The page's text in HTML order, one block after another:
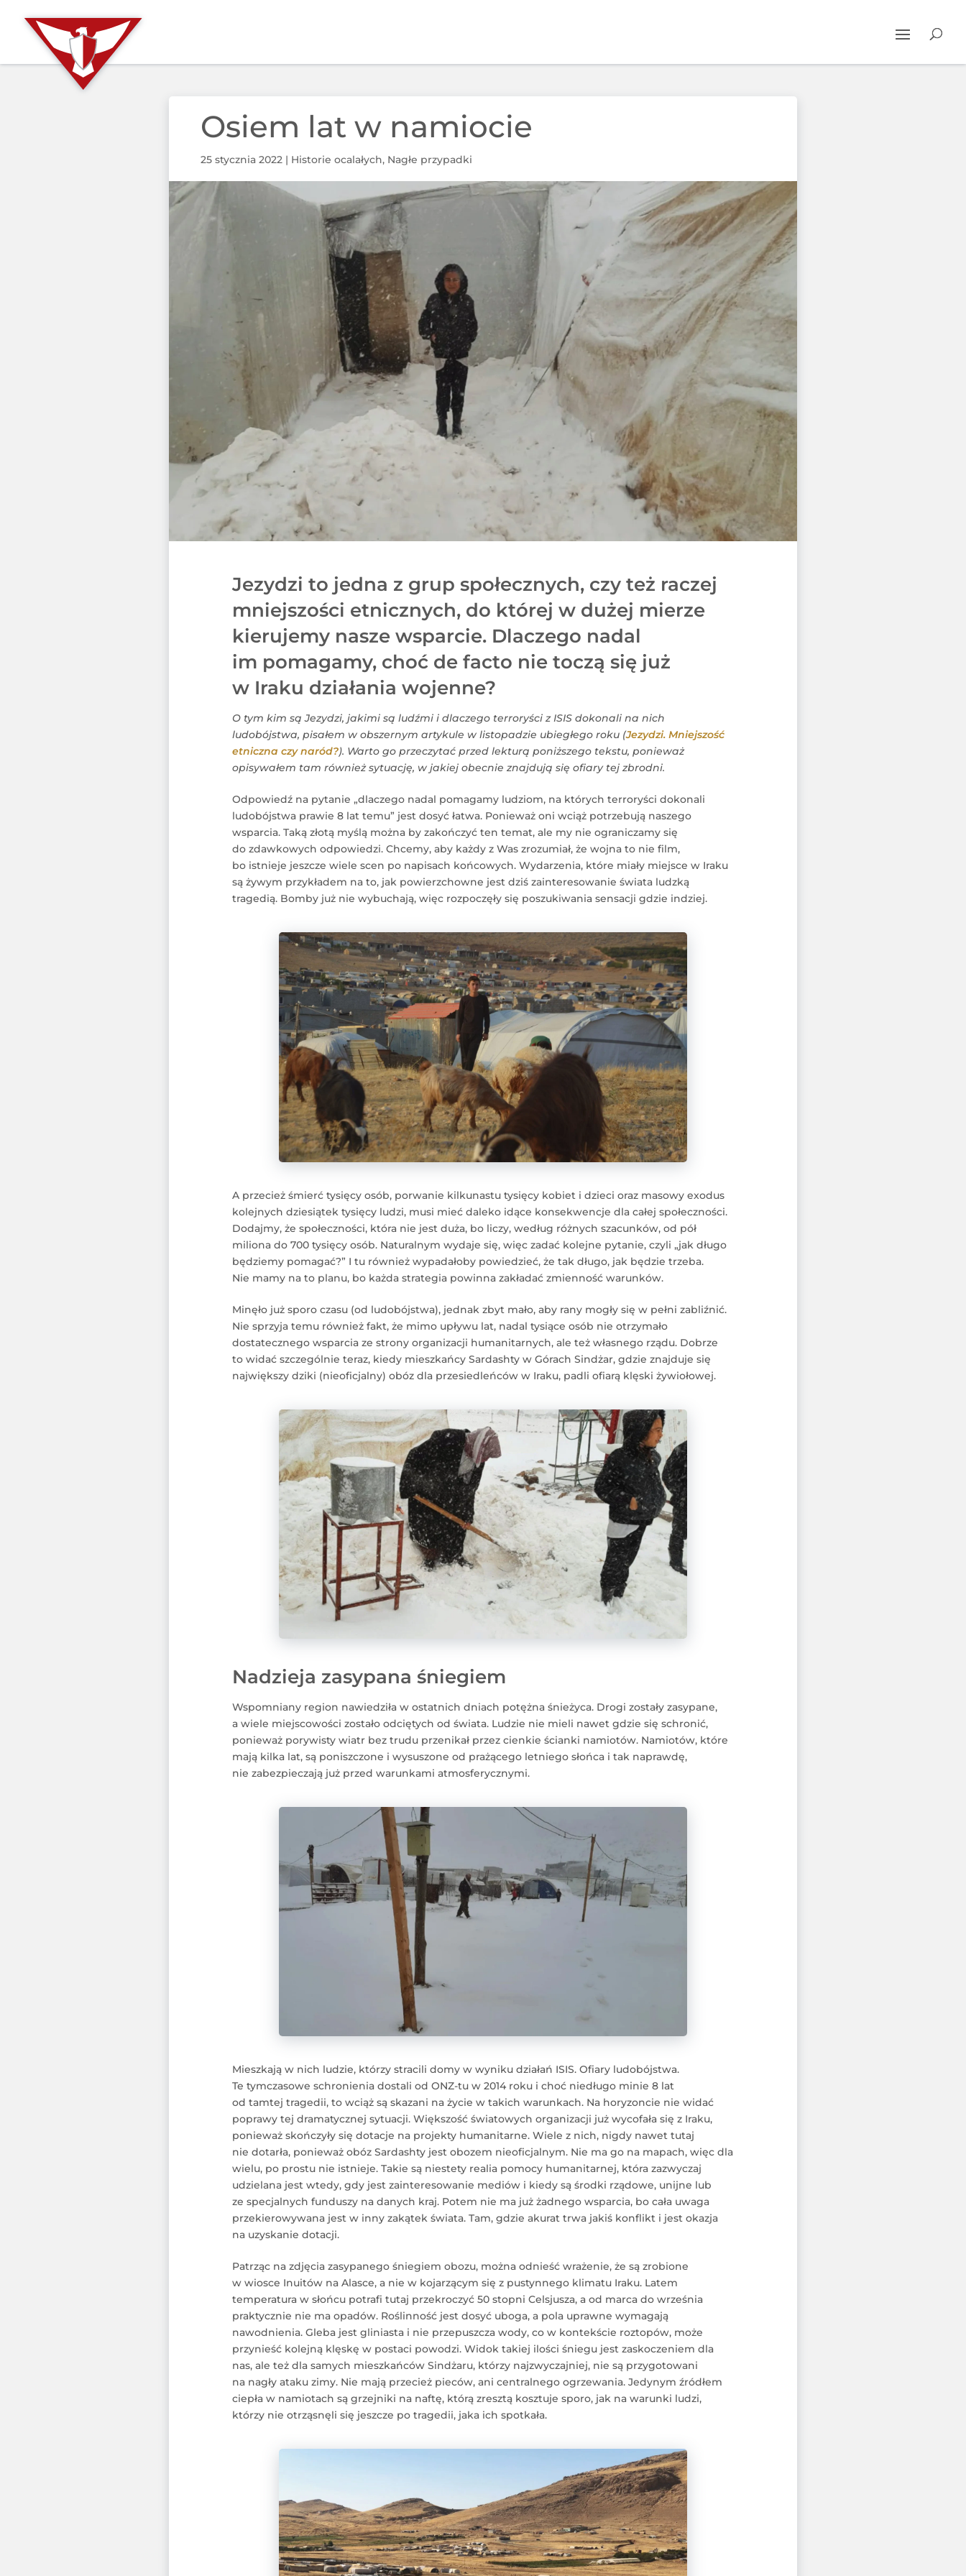
Osiem lat w namiocie
25 stycznia 2022| Historie ocalałych, Nagłe przypadki
Jezydzi to jedna z grup społecznych, czy też raczej
mniejszości etnicznych, do której w dużej mierze
kierujemy nasze wsparcie. Dlaczego nadal
im pomagamy, choć de facto nie toczą się już
w Iraku działania wojenne?
O tym kim są Jezydzi, jakimi są ludźmi i dlaczego terroryści z ISIS dokonali na nich
ludobójstwa, pisałem w obszernym artykule w listopadzie ubiegłego roku (Jezydzi. Mniejszość
etniczna czy naród?). Warto go przeczytać przed lekturą poniższego tekstu, ponieważ
opisywałem tam również sytuację, w jakiej obecnie znajdują się ofiary tej zbrodni.
Odpowiedź na pytanie „dlaczego nadal pomagamy ludziom, na których terroryści dokonali
ludobójstwa prawie 8 lat temu” jest dosyć łatwa. Ponieważ oni wciąż potrzebują naszego
wsparcia. Taką złotą myślą można by zakończyć ten temat, ale my nie ograniczamy się
do zdawkowych odpowiedzi. Chcemy, aby każdy z Was zrozumiał, że wojna to nie film,
bo istnieje jeszcze wiele scen po napisach końcowych. Wydarzenia, które miały miejsce w Iraku
są żywym przykładem na to, jak powierzchowne jest dziś zainteresowanie świata ludzką
tragedią. Bomby już nie wybuchają, więc rozpoczęły się poszukiwania sensacji gdzie indziej.
A przecież śmierć tysięcy osób, porwanie kilkunastu tysięcy kobiet i dzieci oraz masowy exodus
kolejnych dziesiątek tysięcy ludzi, musi mieć daleko idące konsekwencje dla całej społeczności.
Dodajmy, że społeczności, która nie jest duża, bo liczy, według różnych szacunków, od pół
miliona do 700 tysięcy osób. Naturalnym wydaje się, więc zadać kolejne pytanie, czyli „jak długo
będziemy pomagać?” I tu również wypadałoby powiedzieć, że tak długo, jak będzie trzeba.
Nie mamy na to planu, bo każda strategia powinna zakładać zmienność warunków.
Minęło już sporo czasu (od ludobójstwa), jednak zbyt mało, aby rany mogły się w pełni zabliźnić.
Nie sprzyja temu również fakt, że mimo upływu lat, nadal tysiące osób nie otrzymało
dostatecznego wsparcia ze strony organizacji humanitarnych, ale też własnego rządu. Dobrze
to widać szczególnie teraz, kiedy mieszkańcy Sardashty w Górach Sindżar, gdzie znajduje się
największy dziki (nieoficjalny) obóz dla przesiedleńców w Iraku, padli ofiarą klęski żywiołowej.
Nadzieja zasypana śniegiem
Wspomniany region nawiedziła w ostatnich dniach potężna śnieżyca. Drogi zostały zasypane,
a wiele miejscowości zostało odciętych od świata. Ludzie nie mieli nawet gdzie się schronić,
ponieważ porywisty wiatr bez trudu przenikał przez cienkie ścianki namiotów. Namiotów, które
mają kilka lat, są poniszczone i wysuszone od prażącego letniego słońca i tak naprawdę,
nie zabezpieczają już przed warunkami atmosferycznymi.
Mieszkają w nich ludzie, którzy stracili domy w wyniku działań ISIS. Ofiary ludobójstwa.
Te tymczasowe schronienia dostali od ONZ-tu w 2014 roku i choć niedługo minie 8 lat
od tamtej tragedii, to wciąż są skazani na życie w takich warunkach. Na horyzoncie nie widać
poprawy tej dramatycznej sytuacji. Większość światowych organizacji już wycofała się z Iraku,
ponieważ skończyły się dotacje na projekty humanitarne. Wiele z nich, nigdy nawet tutaj
nie dotarła, ponieważ obóz Sardashty jest obozem nieoficjalnym. Nie ma go na mapach, więc dla
wielu, po prostu nie istnieje. Takie są niestety realia pomocy humanitarnej, która zazwyczaj
udzielana jest wtedy, gdy jest zainteresowanie mediów i kiedy są środki rządowe, unijne lub
ze specjalnych funduszy na danych kraj. Potem nie ma już żadnego wsparcia, bo cała uwaga
przekierowywana jest w inny zakątek świata. Tam, gdzie akurat trwa jakiś konflikt i jest okazja
na uzyskanie dotacji.
Patrząc na zdjęcia zasypanego śniegiem obozu, można odnieść wrażenie, że są zrobione
w wiosce Inuitów na Alasce, a nie w kojarzącym się z pustynnego klimatu Iraku. Latem
temperatura w słońcu potrafi tutaj przekroczyć 50 stopni Celsjusza, a od marca do września
praktycznie nie ma opadów. Roślinność jest dosyć uboga, a pola uprawne wymagają
nawodnienia. Gleba jest gliniasta i nie przepuszcza wody, co w kontekście roztopów, może
przynieść kolejną klęskę w postaci powodzi. Widok takiej ilości śniegu jest zaskoczeniem dla
nas, ale też dla samych mieszkańców Sindżaru, którzy najzwyczajniej, nie są przygotowani
na nagły ataku zimy. Nie mają przecież pieców, ani centralnego ogrzewania. Jedynym źródłem
ciepła w namiotach są grzejniki na naftę, którą zresztą kosztuje sporo, jak na warunki ludzi,
którzy nie otrząsnęli się jeszcze po tragedii, jaka ich spotkała.